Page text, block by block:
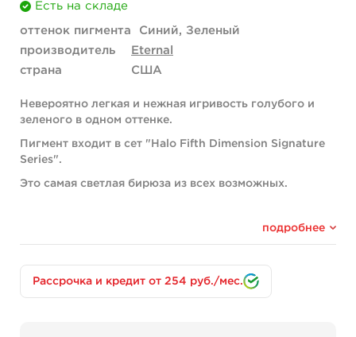
Есть на складе
оттенок пигмента
Синий, Зеленый
производитель
Eternal
страна
США
Невероятно легкая и нежная игривость голубого и
зеленого в одном оттенке.
Пигмент входит в сет "Halo Fifth Dimension Signature
Series".
Это самая светлая бирюза из всех возможных.
Отлично подходит для закраса неба, а также цветов и
прозрачной воды океана.
Компоненты:
подробнее
Рассрочка и кредит от 254 руб./мес.